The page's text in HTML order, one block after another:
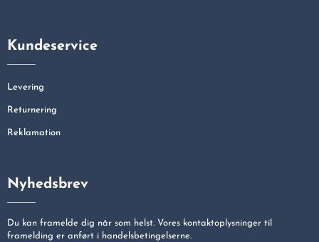
Kundeservice
Levering
Returnering
Reklamation
Nyhedsbrev
Du kan framelde dig når som helst. Vores kontaktoplysninger til
framelding er anført i handelsbetingelserne.